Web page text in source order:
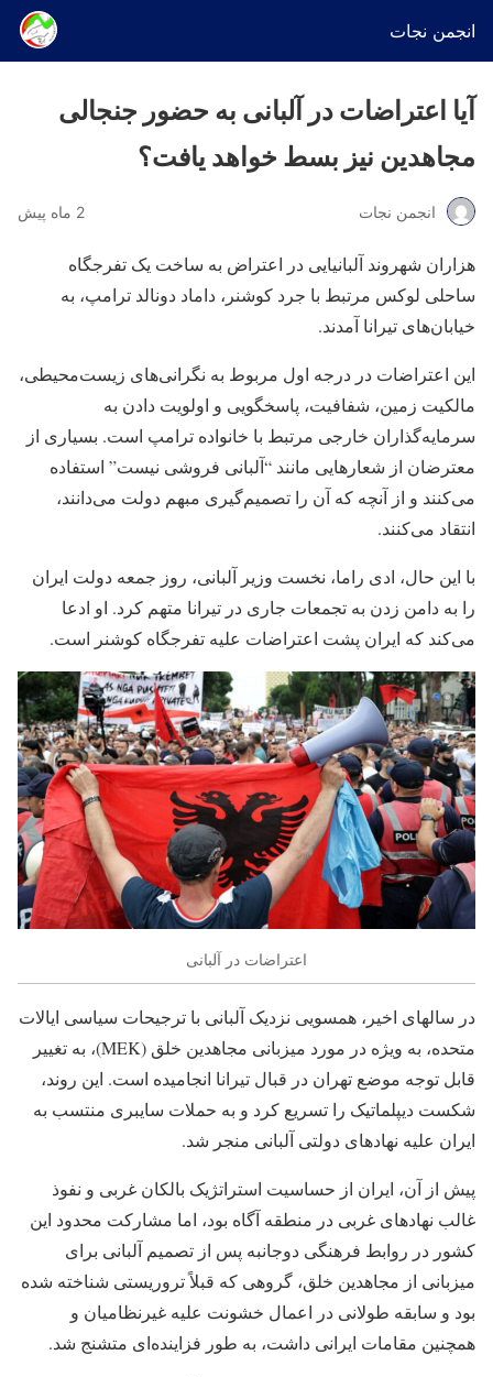
انجمن نجات
آیا اعتراضات در آلبانی به حضور جنجالی
مجاهدین نیز بسط خواهد یافت؟
انجمن نجات 2 ماه پیش
هزاران شهروند آلبانیایی در اعتراض به ساخت یک تفرجگاه
ساحلی لوکس مرتبط با جرد کوشنر، داماد دونالد ترامپ، به
خیابان‌های تیرانا آمدند.
این اعتراضات در درجه اول مربوط به نگرانی‌های زیست‌محیطی،
مالکیت زمین، شفافیت، پاسخگویی و اولویت دادن به
سرمایه‌گذاران خارجی مرتبط با خانواده ترامپ است. بسیاری از
معترضان از شعارهایی مانند “آلبانی فروشی نیست” استفاده
می‌کنند و از آنچه که آن را تصمیم‌گیری مبهم دولت می‌دانند،
انتقاد می‌کنند.
با این حال، ادی راما، نخست وزیر آلبانی، روز جمعه دولت ایران
را به دامن زدن به تجمعات جاری در تیرانا متهم کرد. او ادعا
می‌کند که ایران پشت اعتراضات علیه تفرجگاه کوشنر است.
اعتراضات در آلبانی
در سالهای اخیر، همسویی نزدیک آلبانی با ترجیحات سیاسی ایالات
متحده، به ویژه در مورد میزبانی مجاهدین خلق (MEK)، به تغییر
قابل توجه موضع تهران در قبال تیرانا انجامیده است. این روند،
شکست دیپلماتیک را تسریع کرد و به حملات سایبری منتسب به
ایران علیه نهادهای دولتی آلبانی منجر شد.
پیش از آن، ایران از حساسیت استراتژیک بالکان غربی و نفوذ
غالب نهادهای غربی در منطقه آگاه بود، اما مشارکت محدود این
کشور در روابط فرهنگی دوجانبه پس از تصمیم آلبانی برای
میزبانی از مجاهدین خلق، گروهی که قبلاً تروریستی شناخته شده
بود و سابقه طولانی در اعمال خشونت علیه غیرنظامیان و
همچنین مقامات ایرانی داشت، به طور فزاینده‌ای متشنج شد.